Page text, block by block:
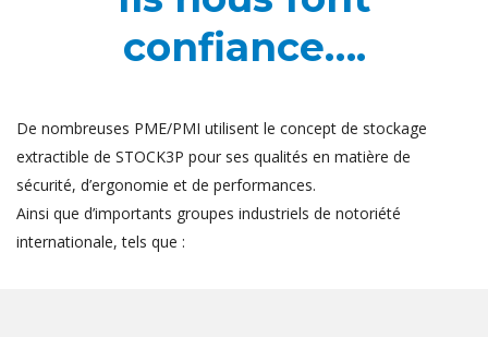
confiance….
De nombreuses PME/PMI utilisent le concept de stockage
extractible de STOCK3P pour ses qualités en matière de
sécurité, d’ergonomie et de performances.
Ainsi que d’importants groupes industriels de notoriété
internationale, tels que :